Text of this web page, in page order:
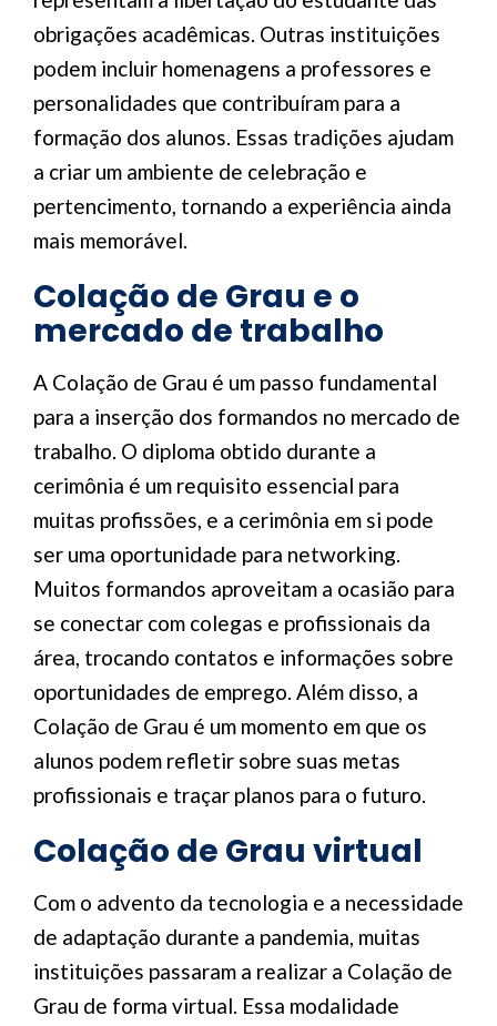
obrigações acadêmicas. Outras instituições
podem incluir homenagens a professores e
personalidades que contribuíram para a
formação dos alunos. Essas tradições ajudam
a criar um ambiente de celebração e
pertencimento, tornando a experiência ainda
mais memorável.
Colação de Grau e o
mercado de trabalho
A Colação de Grau é um passo fundamental
para a inserção dos formandos no mercado de
trabalho. O diploma obtido durante a
cerimônia é um requisito essencial para
muitas profissões, e a cerimônia em si pode
ser uma oportunidade para networking.
Muitos formandos aproveitam a ocasião para
se conectar com colegas e profissionais da
área, trocando contatos e informações sobre
oportunidades de emprego. Além disso, a
Colação de Grau é um momento em que os
alunos podem refletir sobre suas metas
profissionais e traçar planos para o futuro.
Colação de Grau virtual
Com o advento da tecnologia e a necessidade
de adaptação durante a pandemia, muitas
instituições passaram a realizar a Colação de
Grau de forma virtual. Essa modalidade